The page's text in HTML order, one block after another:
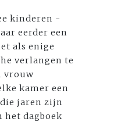
kinderen -
eerder een
als enige
verlangen te
vrouw
kamer een
jaren zijn
het dagboek